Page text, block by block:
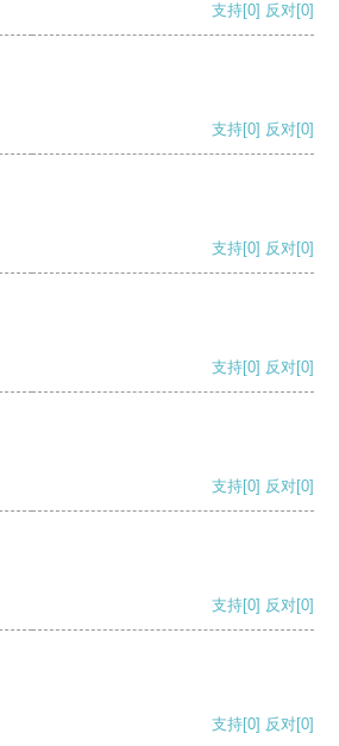
支持[0] 反对[0]
支持[0] 反对[0]
支持[0] 反对[0]
支持[0] 反对[0]
支持[0] 反对[0]
支持[0] 反对[0]
支持[0] 反对[0]